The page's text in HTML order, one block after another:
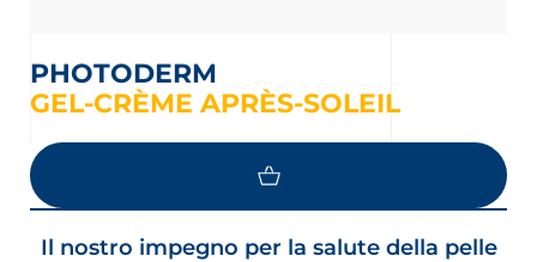
PHOTODERM
GEL-CRÈME APRÈS-SOLEIL
Il nostro impegno per la salute della pelle